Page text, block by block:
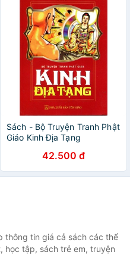
Sách - Bộ Truyện Tranh Phật
Giáo Kinh Địa Tạng
42.500 đ
thông tin giá cả sách các thể
học tập, sách trẻ em, truyện